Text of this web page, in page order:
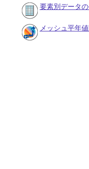
要素別データ
メッシュ平年